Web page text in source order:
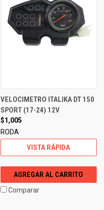
VELOCIMETRO ITALIKA DT 150
SPORT (17-24) 12V
$1,005
RODA
VISTA RÁPIDA
AGREGAR AL CARRITO
Comparar